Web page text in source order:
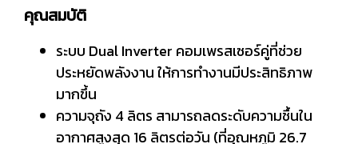
คุณสมบัติ
ระบบ Dual Inverter คอมเพรสเซอร์คู่ที่ช่วย
ประหยัดพลังงาน ให้การทำงานมีประสิทธิภาพ
มากขึ้น
ความจุถัง 4 ลิตร สามารถลดระดับความชื้นใน
อากาศสูงสุด 16 ลิตรต่อวัน (ที่อุณหภูมิ 26.7